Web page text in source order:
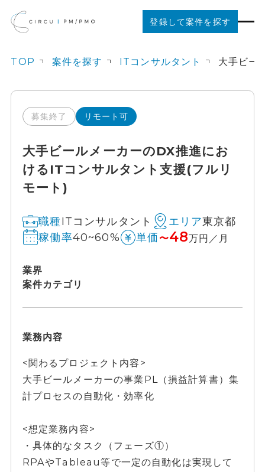
登録して案件を探す
ご利用の流れ
お役立ちコンテンツ
法人の方はこちら
TOP 案件を探す ITコンサルタント
募集終了 リモート可
大手ビールメーカーのDX推進にお
けるITコンサルタント支援(フルリ
モート)
職種ITコンサルタント エリア東京都
稼働率40~60% 単価 〜48万円／月
業界
案件カテゴリ
業務内容
<関わるプロジェクト内容>
大手ビールメーカーの事業PL（損益計算書）集
計プロセスの自動化・効率化
<想定業務内容>
・具体的なタスク（フェーズ①）
RPAやTableau等で一定の自動化は実現して